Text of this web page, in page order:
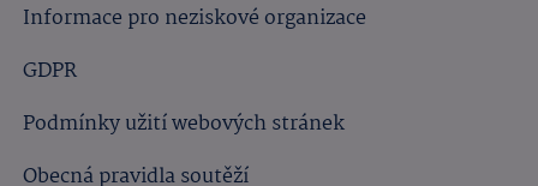
Informace pro neziskové organizace
GDPR
Podmínky užití webových stránek
Obecná pravidla soutěží